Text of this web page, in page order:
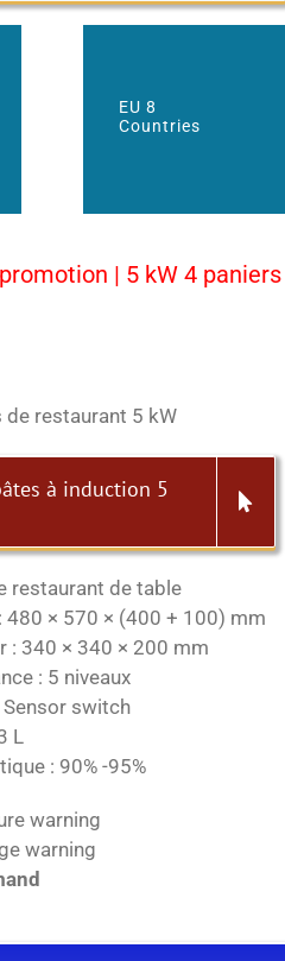
EU 8
Countries
| 5 kW 4
de restaurant 5 kW
à induction 5
restaurant de table
× 570 × (400 + 100) mm
: 340 × 340 × 200 mm
: 5 niveaux
switch
L
: 90% -95%
warning
warning